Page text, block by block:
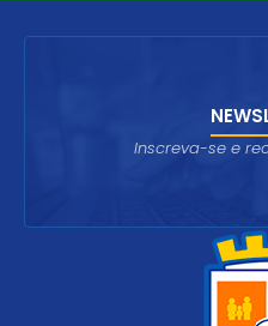
Inscreva-se e